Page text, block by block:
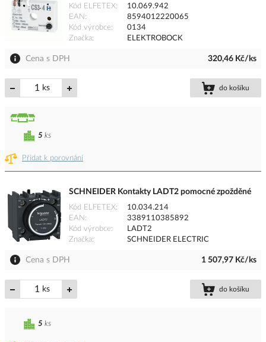
Kód ELFETEX
10.069.942
EAN
8594012220065
Kód výrobce
0134
Značka
ELEKTROBOCK
Cena s DPH 320,46 Kč/ks
ks do košíku
Přidat k porovnání
5 ks
SCHNEIDER Kontakty LADT2 pomocné zpožděné
Kód ELFETEX
10.034.214
EAN
3389110385892
Kód výrobce
LADT2
Značka
SCHNEIDER ELECTRIC
Cena s DPH 1 507,97 Kč/ks
ks do košíku
5 ks